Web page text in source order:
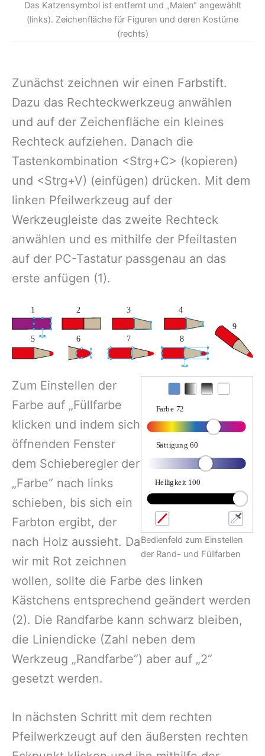
Das Katzensymbol ist entfernt und „Malen“ angewählt
(links). Zeichenfläche für Figuren und deren Kostüme
(rechts)
Zunächst zeichnen wir einen Farbstift.
Dazu das Rechteckwerkzeug anwählen
und auf der Zeichenfläche ein kleines
Rechteck aufziehen. Danach die
Tastenkombination <Strg+C> (kopieren)
und <Strg+V) (einfügen) drücken. Mit dem
linken Pfeilwerkzeug auf der
Werkzeugleiste das zweite Rechteck
anwählen und es mithilfe der Pfeiltasten
auf der PC-Tastatur passgenau an das
erste anfügen (1).
Bedienfeld zum Einstellen
der Rand- und Füllfarben
Zum Einstellen der
Farbe auf „Füllfarbe
klicken und indem sich
öffnenden Fenster
dem Schieberegler der
„Farbe“ nach links
schieben, bis sich ein
Farbton ergibt, der
nach Holz aussieht. Da
wir mit Rot zeichnen
wollen, sollte die Farbe des linken
Kästchens entsprechend geändert werden
(2). Die Randfarbe kann schwarz bleiben,
die Liniendicke (Zahl neben dem
Werkzeug „Randfarbe“) aber auf „2“
gesetzt werden.
In nächsten Schritt mit dem rechten
Pfeilwerkzeugt auf den äußersten rechten